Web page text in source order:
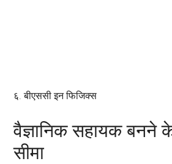
६. बीएससी इन फिजिक्स
वैज्ञानिक सहायक बनने
सीमा